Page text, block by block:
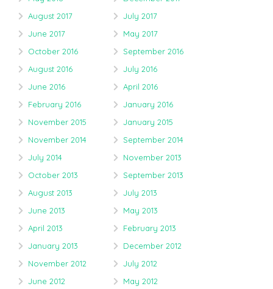
August 2017
July 2017
June 2017
May 2017
October 2016
September 2016
August 2016
July 2016
June 2016
April 2016
February 2016
January 2016
November 2015
January 2015
November 2014
September 2014
July 2014
November 2013
October 2013
September 2013
August 2013
July 2013
June 2013
May 2013
April 2013
February 2013
January 2013
December 2012
November 2012
July 2012
June 2012
May 2012